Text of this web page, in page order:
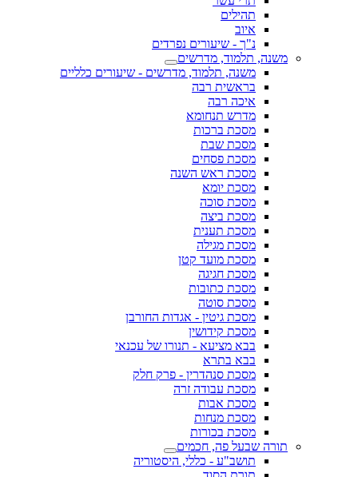
תהילים
איוב
נ"ך - שיעורים נפרדים
משנה, תלמוד, מדרשים
משנה, תלמוד, מדרשים - שיעורים כלליים
בראשית רבה
איכה רבה
מדרש תנחומא
מסכת ברכות
מסכת שבת
מסכת פסחים
מסכת ראש השנה
מסכת יומא
מסכת סוכה
מסכת ביצה
מסכת תענית
מסכת מגילה
מסכת מועד קטן
מסכת חגיגה
מסכת כתובות
מסכת סוטה
מסכת גיטין - אגדות החורבן
מסכת קידושין
בבא מציעא - תנורו של עכנאי
בבא בתרא
מסכת סנהדרין - פרק חלק
מסכת עבודה זרה
מסכת אבות
מסכת מנחות
מסכת בכורות
תורה שבעל פה, חכמים
תושב"ע - כללי, היסטוריה